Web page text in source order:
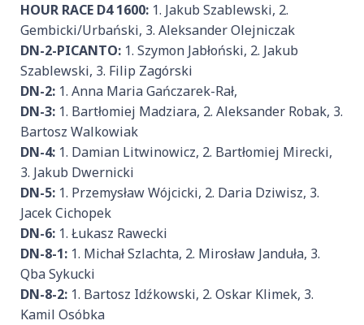
HOUR RACE D4 1600: 1. Jakub Szablewski, 2.
Gembicki/Urbański, 3. Aleksander Olejniczak
DN-2-PICANTO: 1. Szymon Jabłoński, 2. Jakub
Szablewski, 3. Filip Zagórski
DN-2: 1. Anna Maria Gańczarek-Rał,
DN-3: 1. Bartłomiej Madziara, 2. Aleksander Robak, 3.
Bartosz Walkowiak
DN-4: 1. Damian Litwinowicz, 2. Bartłomiej Mirecki,
3. Jakub Dwernicki
DN-5: 1. Przemysław Wójcicki, 2. Daria Dziwisz, 3.
Jacek Cichopek
DN-6: 1. Łukasz Rawecki
DN-8-1: 1. Michał Szlachta, 2. Mirosław Janduła, 3.
Qba Sykucki
DN-8-2: 1. Bartosz Idźkowski, 2. Oskar Klimek, 3.
Kamil Osóbka